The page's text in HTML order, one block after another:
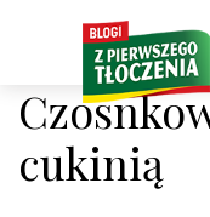
cukinią